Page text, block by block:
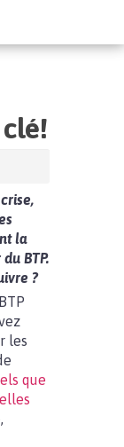
la
BTP.
?
les
que